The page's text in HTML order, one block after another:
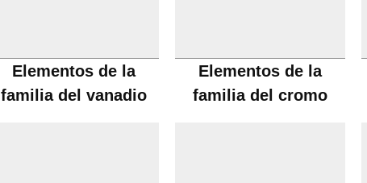
Elementos de la
familia del vanadio
Elementos de la
familia del cromo